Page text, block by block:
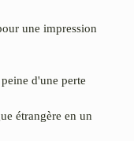
une impression
d'une perte
étrangère en un